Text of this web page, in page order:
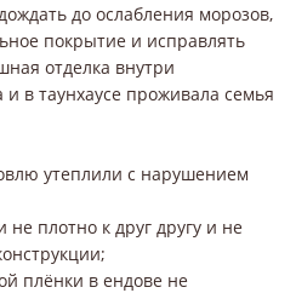
до ослабления морозов,
покрытие и исправлять
отделка внутри
в таунхаусе проживала семья
утеплили с нарушением
плотно к друг другу и не
плёнки в ендове не